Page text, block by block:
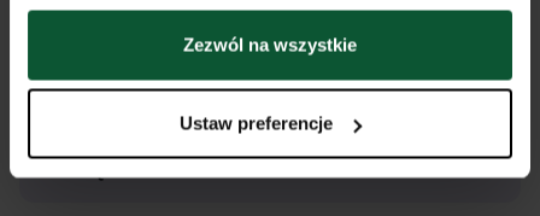
Zezwól na wszystkie
Ustaw preferencje
Jakie uprawnienia daje zdanie
egzaminu?
Czy na certyfikacie lub dyplomie
się online?